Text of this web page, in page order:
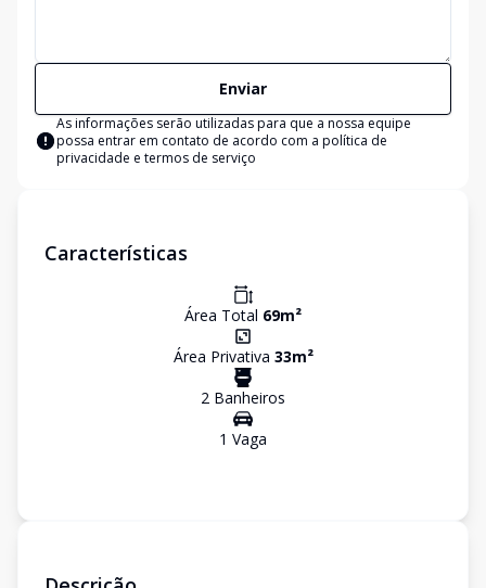
Enviar
As informações serão utilizadas para que a nossa equipe
possa entrar em contato de acordo com a política de
privacidade e termos de serviço
Características
Área Total 69m²
Área Privativa 33m²
2 Banheiros
1 Vaga